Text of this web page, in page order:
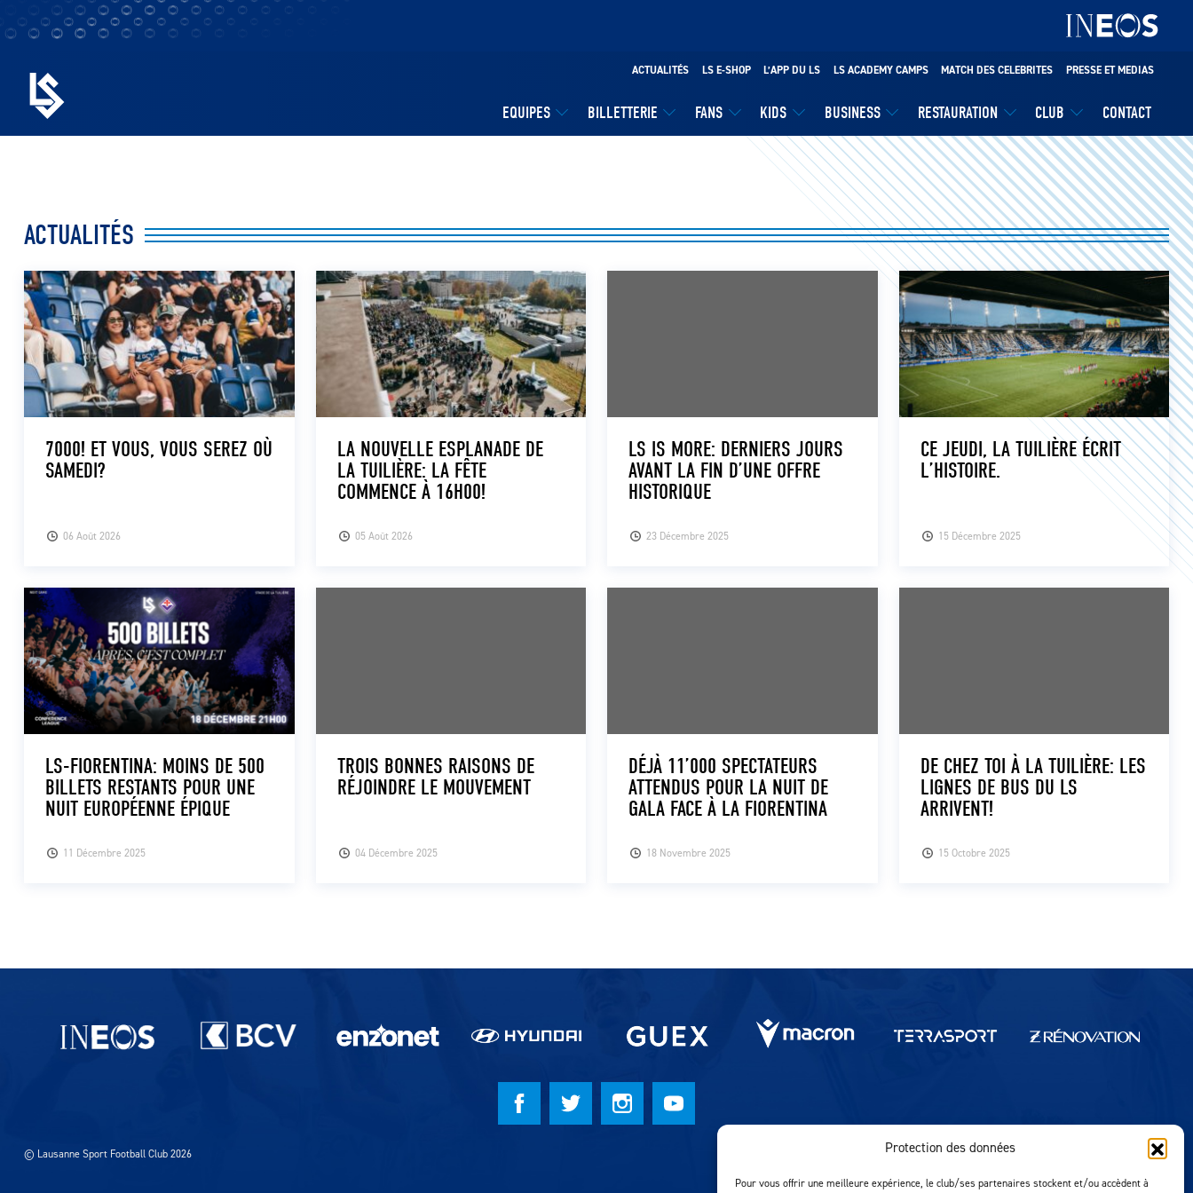
Protection des données
Pour vous offrir une meilleure expérience, le club/ses partenaires stockent et/ou accèdent à
EQUIPES BILLETTERIE FANS KIDS BUSINESS RESTAURATION CLUB CONTACT
ACTUALITÉS LS E-SHOP L’APP DU LS LS ACADEMY CAMPS MATCH DES CELEBRITES PRESSE ET MEDIAS
ACTUALITÉS
06 Août 2026
7000! ET VOUS, VOUS SEREZ OÙ
SAMEDI?
05 Août 2026
LA NOUVELLE ESPLANADE DE
LA TUILIÈRE: LA FÊTE
COMMENCE À 16H00!
23 Décembre 2025
LS IS MORE: DERNIERS JOURS
AVANT LA FIN D’UNE OFFRE
HISTORIQUE
15 Décembre 2025
CE JEUDI, LA TUILIÈRE ÉCRIT
L’HISTOIRE.
11 Décembre 2025
LS-FIORENTINA: MOINS DE 500
BILLETS RESTANTS POUR UNE
NUIT EUROPÉENNE ÉPIQUE
04 Décembre 2025
TROIS BONNES RAISONS DE
RÉJOINDRE LE MOUVEMENT
18 Novembre 2025
DÉJÀ 11’000 SPECTATEURS
ATTENDUS POUR LA NUIT DE
GALA FACE À LA FIORENTINA
15 Octobre 2025
DE CHEZ TOI À LA TUILIÈRE: LES
LIGNES DE BUS DU LS
ARRIVENT!
Partenaires du lausanne-Sport
© Lausanne Sport Football Club 2026